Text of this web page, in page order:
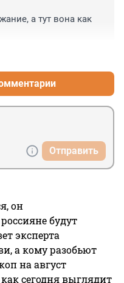
а тут вона как
Отправить
он
будут
эксперта
а кому разобьют
на август
сегодня выглядит